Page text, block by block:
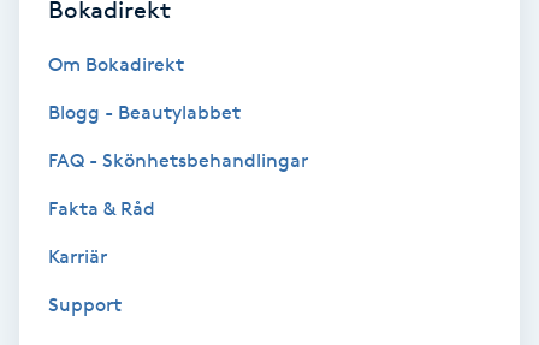
Vaxning brasiliansk
Veterinär
Vinyasa Yoga
Volymfransar
Bokadirekt
Om Bokadirekt
Blogg - Beautylabbet
FAQ - Skönhetsbehandlingar
Fakta & Råd
Karriär
Support